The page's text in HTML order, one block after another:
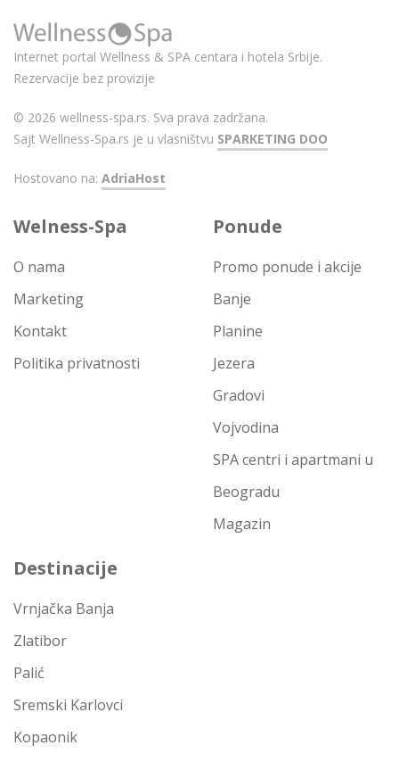
Internet portal Wellness & SPA centara i hotela Srbije.
Rezervacije bez provizije
© 2026 wellness-spa.rs. Sva prava zadržana.
Sajt Wellness-Spa.rs je u vlasništvu SPARKETING DOO
Hostovano na: AdriaHost
Welness-Spa
O nama
Marketing
Kontakt
Politika privatnosti
Ponude
Promo ponude i akcije
Banje
Planine
Jezera
Gradovi
Vojvodina
SPA centri i apartmani u
Beogradu
Magazin
Destinacije
Vrnjačka Banja
Zlatibor
Palić
Sremski Karlovci
Kopaonik